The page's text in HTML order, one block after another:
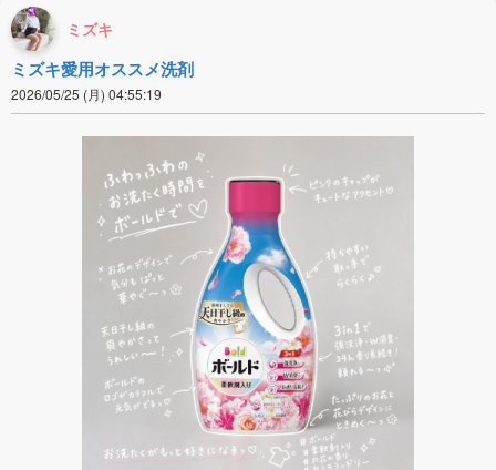
ミズキ
ミズキ愛用オススメ洗剤
2026/05/25 (月) 04:55:19